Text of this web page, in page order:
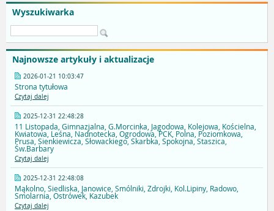
Wyszukiwarka
Najnowsze artykuły i aktualizacje
2026-01-21 10:03:47
Strona tytułowa
Czytaj dalej
2025-12-31 22:48:28
11 Listopada, Gimnazjalna, G.Morcinka, Jagodowa, Kolejowa, Kościelna,
Kwiatowa, Leśna, Nadnotecka, Ogrodowa, PCK, Polna, Poziomkowa,
Prusa, Sienkiewicza, Słowackiego, Skarbka, Spokojna, Staszica,
Św.Barbary
Czytaj dalej
2025-12-31 22:48:08
Mąkolno, Siedliska, Janowice, Smólniki, Zdrojki, Kol.Lipiny, Radowo,
Smolarnia, Ostrówek, Kazubek
Czytaj dalej